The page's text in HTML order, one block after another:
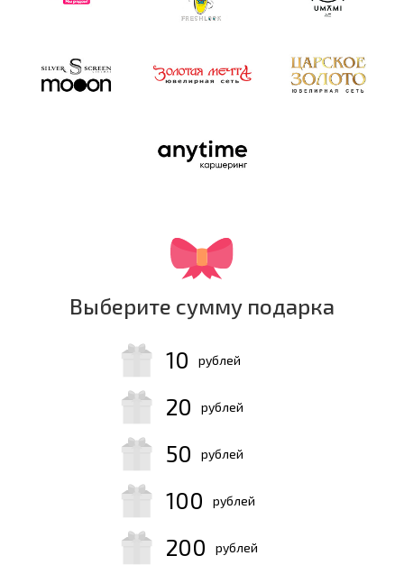
Выберите сумму подарка
10 рублей
20 рублей
50 рублей
100 рублей
200 рублей